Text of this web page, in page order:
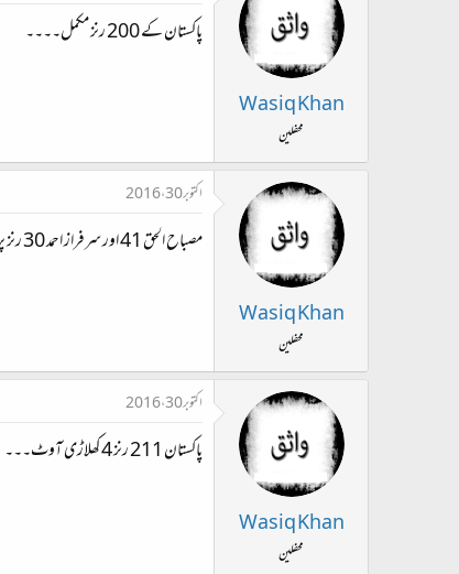
Wasiq Khan
محفلین
پاکستان کے 200 رنز مکمل۔۔۔۔
Wasiq Khan
محفلین
اکتوبر 30، 2016
مصباح الحق 41 اور سرفراز احمد 30 رنز پر کھیل رہیں ہیں۔۔۔۔
Wasiq Khan
محفلین
اکتوبر 30، 2016
پاکستان 211 رنز 4 کھلاڑی آوٹ۔۔۔